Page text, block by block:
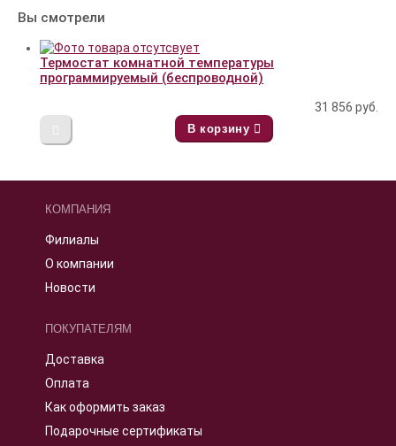
Вы смотрели
Термостат комнатной температуры
программируемый (беспроводной)
31 856 руб.
В корзину
КОМПАНИЯ
Филиалы
О компании
Новости
ПОКУПАТЕЛЯМ
Доставка
Оплата
Как оформить заказ
Подарочные сертификаты